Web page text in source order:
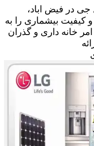
در فیض اباد،
کیفیت بیشماری را به
خانه داری و گذران